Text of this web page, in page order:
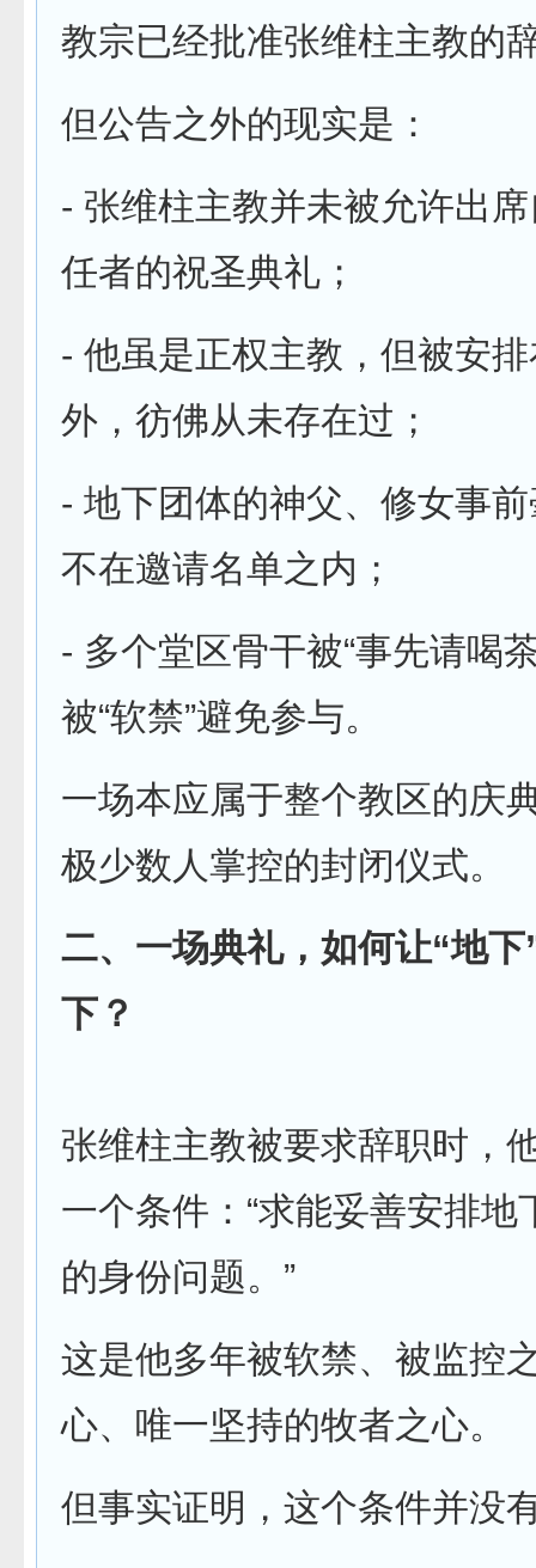
教宗已经批准张维柱主教的
但公告之外的现实是：
- 张维柱主教并未被允许出
任者的祝圣典礼；
- 他虽是正权主教，但被安
外，彷佛从未存在过；
- 地下团体的神父、修女事
不在邀请名单之内；
- 多个堂区骨干被“事先请喝
被“软禁”避免参与。
一场本应属于整个教区的庆
极少数人掌控的封闭仪式。
二、一场典礼，如何让“地
下？
张维柱主教被要求辞职时，
一个条件：“求能妥善安排地
的身份问题。”
这是他多年被软禁、被监控
心、唯一坚持的牧者之心。
但事实证明，这个条件并没